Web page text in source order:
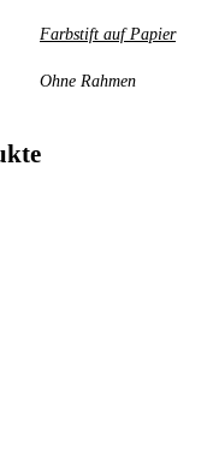
Farbstift auf Papier
Ohne Rahmen